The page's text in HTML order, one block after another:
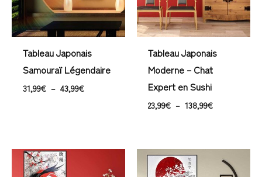
Tableau Japonais
Samouraï Légendaire
31,99€ – 43,99€
Tableau Japonais
Moderne – Chat
Expert en Sushi
23,99€ – 138,99€